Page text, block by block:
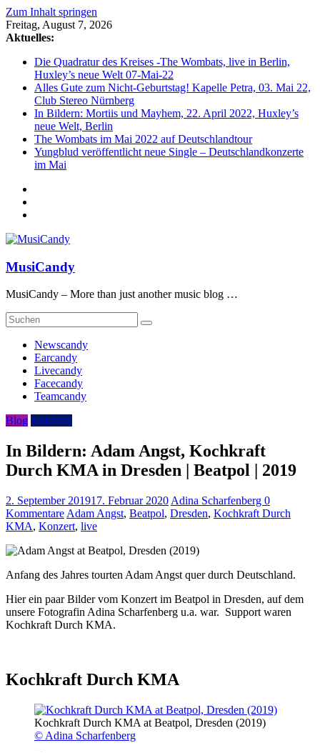
Zum Inhalt springen
Freitag, August 7, 2026
Aktuelles:
Die Quadratur des Kreises -The Wombats, live in Berlin,
Huxley’s neue Welt 07-Mai-22
Alles Gute zum Nicht-Geburtstag! Kapelle Petra, 03. Mai 22,
Club Stereo Nürnberg
In Bildern: Mortiis und Mayhem, 22. April 2022, Huxley’s
neue Welt, Berlin
The Wombats im Mai 2022 auf Deutschlandtour
Yungblud veröffentlicht neue Single – Deutschlandkonzerte
im Mai
MusiCandy
MusiCandy – More than just another music blog …
Newscandy
Earcandy
Livecandy
Facecandy
Teamcandy
Blog Konzerte
In Bildern: Adam Angst, Kochkraft
Durch KMA in Dresden | Beatpol | 2019
2. September 201917. Februar 2020 Adina Scharfenberg 0
Kommentare Adam Angst, Beatpol, Dresden, Kochkraft Durch
KMA, Konzert, live
Anfang des Jahres tourten Adam Angst quer durch Deutschland.
Hier ein paar Bilder vom Konzert im Beatpol in Dresden, auf dem
unsere Fotografin Adina Scharfenberg u.a. war. Support waren
Kochkraft Durch KMA.
Kochkraft Durch KMA
Kochkraft Durch KMA at Beatpol, Dresden (2019)
© Adina Scharfenberg